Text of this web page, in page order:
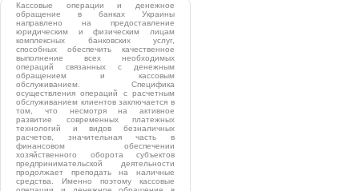
Кассовые операции и денежное
обращение в банках Украины
направлено на предоставление
юридическим и физическим лицам
комплексных банковских услуг,
способных обеспечить качественное
выполнение всех необходимых
операций связанных с денежным
обращением и кассовым
обслуживанием. Специфика
осуществления операций с расчетным
обслуживанием клиентов заключается в
том, что несмотря на активное
развитие современных платежных
технологий и видов безналичных
расчетов, значительная часть в
финансовом обеспечении
хозяйственного оборота субъектов
предпринимательской деятельности
продолжает преподать на наличные
средства. Именно поэтому кассовые